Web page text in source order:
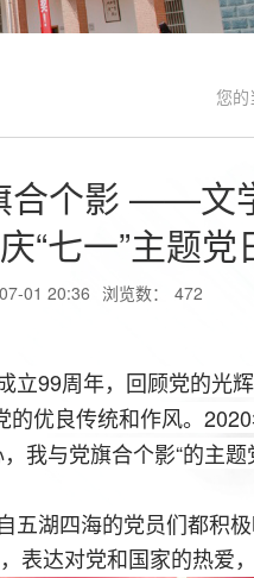
您的
合个影 ——文
“七一”主题党
01 20:36 浏览数： 472
立99周年，回顾党的光
优良传统和作风。
我与党旗合个影“的主题
五湖四海的党员们都积
表达对党和国家的热爱